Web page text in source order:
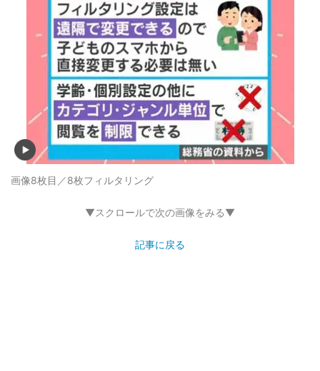
画像8枚目／8枚フィルタリング
▼スクロールで次の画像をみる▼
記事に戻る